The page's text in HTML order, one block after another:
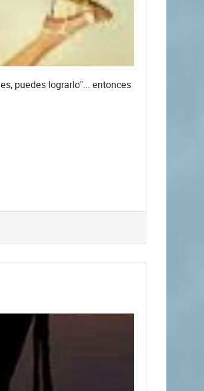
puedes lograrlo"... entonces